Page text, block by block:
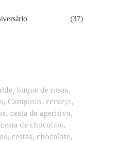
(37)
buque de rosas
Campinas cerveja
cesta de aperitivo
cesta de chocolate
cestas chocolate